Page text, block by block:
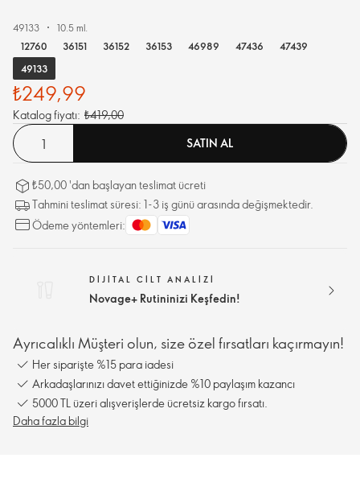
49133
10.5 ml.
12760
36151 36152 36153 46989 47436
47439
49133
₺249,99
Katalog fiyatı: ₺419,00
SATIN AL
₺50,00 'dan başlayan teslimat ücreti
Tahmini teslimat süresi: 1-3 iş günü arasında değişmektedir.
Ödeme yöntemleri:
DIJITAL CILT ANALIZI
Novage+ Rutininizi Keşfedin!
Ayrıcalıklı Müşteri olun, size özel fırsatları kaçırmayın!
Her siparişte %15 para iadesi
Arkadaşlarınızı davet ettiğinizde %10 paylaşım kazancı
5000 TL üzeri alışverişlerde ücretsiz kargo fırsatı.
Daha fazla bilgi